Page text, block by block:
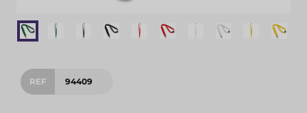
REF 94409